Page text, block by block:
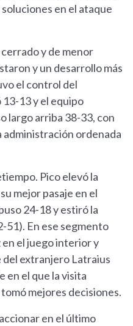
en el ataque
y de menor
y un desarrollo más
el control del
13 y el equipo
largo arriba 38-33, con
administración ordenada
Pico elevó la
mejor pasaje en el
24-18 y estiró la
51). En ese segmento
en el juego interior y
extranjero Latraius
en el que la visita
mejores decisiones.
en el último